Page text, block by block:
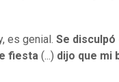
es genial. Se
fiesta (...) dijo que mi